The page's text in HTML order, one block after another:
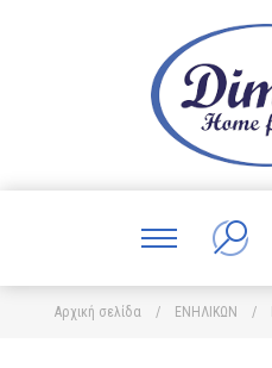
Αρχική σελίδα / ΕΝΗΛΙΚΩΝ /